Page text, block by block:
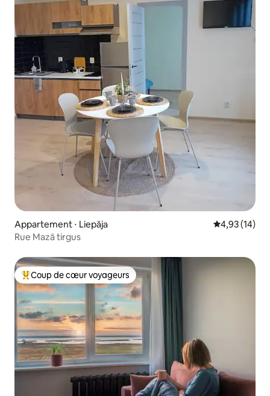
Appartement ⋅ Liepāja Évaluation
4,93 (14)
Rue Mazā tirgus
Coups de cœur voyageurs les plus appréciés
Coup de cœur voyageurs